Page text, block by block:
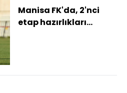
Manisa FK'da, 2'nci
etap hazırlıkları